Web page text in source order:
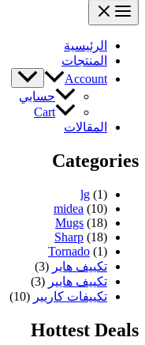
الرئيسية
المنتجات
Account
حسابي
Cart
المقالات
Categories
lg (1)
midea (10)
Mugs (18)
Sharp (18)
Tornado (1)
تكييف هاير (3)
تكييف هايير (3)
تكييفات كاريير (10)
Hottest Deals